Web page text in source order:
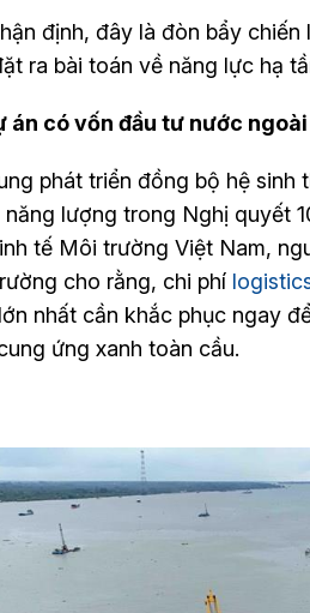
định, đây là đòn bẩy
ra bài toán về năng lực hạ
có vốn đầu tư nước
phát triển đồng bộ hệ
lượng trong Nghị quyết
tế Môi trường Việt Nam,
cho rằng, chi phí
nhất cần khắc phục ngay
ứng xanh toàn cầu.